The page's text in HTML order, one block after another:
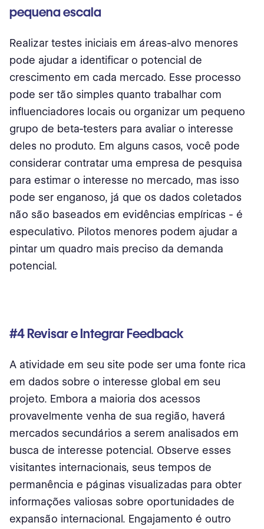
pequena escala
Realizar testes iniciais em áreas-alvo menores
pode ajudar a identificar o potencial de
crescimento em cada mercado. Esse processo
pode ser tão simples quanto trabalhar com
influenciadores locais ou organizar um pequeno
grupo de beta-testers para avaliar o interesse
deles no produto. Em alguns casos, você pode
considerar contratar uma empresa de pesquisa
para estimar o interesse no mercado, mas isso
pode ser enganoso, já que os dados coletados
não são baseados em evidências empíricas - é
especulativo. Pilotos menores podem ajudar a
pintar um quadro mais preciso da demanda
potencial.
#4 Revisar e Integrar Feedback
A atividade em seu site pode ser uma fonte rica
em dados sobre o interesse global em seu
projeto. Embora a maioria dos acessos
provavelmente venha de sua região, haverá
mercados secundários a serem analisados ​​em
busca de interesse potencial. Observe esses
visitantes internacionais, seus tempos de
permanência e páginas visualizadas para obter
informações valiosas sobre oportunidades de
expansão internacional. Engajamento é outro